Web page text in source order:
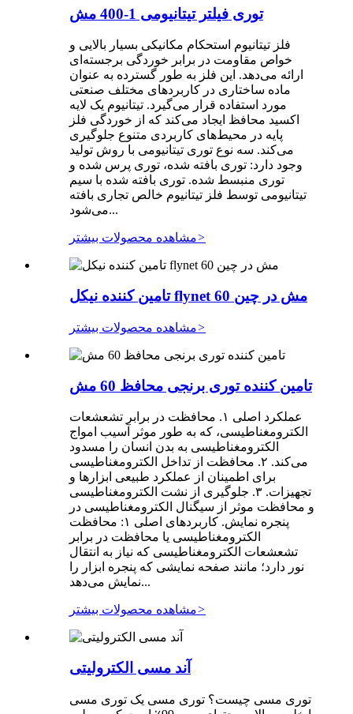
توری فیلتر تیتانیومی 1-400 مش
فلز تیتانیوم استحکام مکانیکی بسیار بالایی و
خواص مقاومت در برابر خوردگی برجسته‌ای
ارائه می‌دهد. این فلز به طور گسترده به عنوان
ماده ساختاری در کاربردهای مختلف صنعتی
مورد استفاده قرار می‌گیرد. تیتانیوم یک لایه
اکسید محافظ ایجاد می‌کند که از خوردگی فلز
پایه در محیط‌های کاربردی متنوع جلوگیری
می‌کند. سه نوع توری تیتانیومی با روش تولید
وجود دارد: توری بافته شده، توری پرس شده و
توری منبسط شده. توری بافته شده با سیم
تیتانیومی توسط فلز تیتانیوم خالص تجاری بافته
می‌شود...
مشاهده محصولات بیشتر>
تامین کننده نیکل flynet 60 مش در چین
مشاهده محصولات بیشتر>
تامین کننده توری برنجی محافظ 60 مش
عملکرد اصلی ۱. محافظت در برابر تشعشعات
الکترومغناطیسی، که به طور موثر آسیب امواج
الکترومغناطیسی به بدن انسان را مسدود
می‌کند. ۲. محافظت از تداخل الکترومغناطیسی
برای اطمینان از عملکرد طبیعی ابزارها و
تجهیزات. ۳. جلوگیری از نشت الکترومغناطیسی
و محافظت موثر از سیگنال الکترومغناطیسی در
پنجره نمایش. کاربردهای اصلی ۱: محافظت
الکترومغناطیسی یا محافظت در برابر
تشعشعات الکترومغناطیسی که نیاز به انتقال
نور دارد؛ مانند صفحه نمایشی که پنجره ابزار را
نمایش می‌دهد...
مشاهده محصولات بیشتر>
آند مسی الکترولیتی
توری مسی چیست؟ توری مسی یک توری مسی